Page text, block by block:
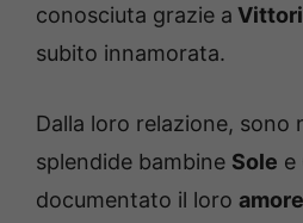
conosciuta grazie a
subito innamorata.
Dalla loro relazione, sono
splendide bambine Sole e
documentato il loro